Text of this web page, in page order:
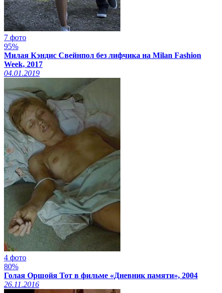
7 фото
95%
Милая Кэндис Свейнпол без лифчика на Milan Fashion
Week, 2017
04.01.2019
4 фото
80%
Голая Оршойя Тот в фильме «Дневник памяти», 2004
26.11.2016